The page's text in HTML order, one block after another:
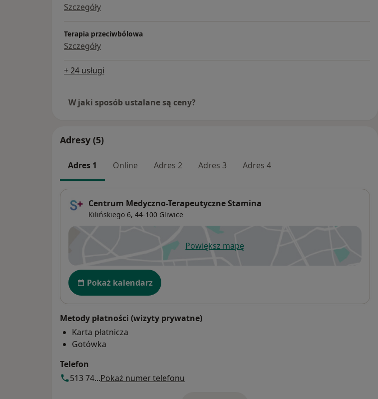
Szczegóły
Terapia przeciwbólowa
Szczegóły
+ 24 usługi
W jaki sposób ustalane są ceny?
Adresy (5)
Adres 1 Online Adres 2 Adres 3 Adres 4
Centrum Medyczno-Terapeutyczne Stamina
Kilińskiego 6, 44-100 Gliwice
Powiększ mapęotwiera się w nowej karcie
Dostępność
Pokaż kalendarz
Metody płatności (wizyty prywatne)
Karta płatnicza
Gotówka
Telefon
513 74...Pokaż numer telefonu